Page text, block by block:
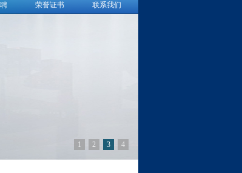
荣誉证书 联系我们
1 2 3 4